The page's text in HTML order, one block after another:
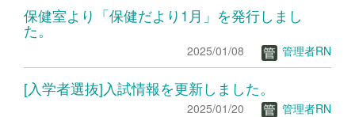
保健室より「保健だより1月」を発行しまし
た。
2025/01/08 管理者RN
[入学者選抜]入試情報を更新しました。
2025/01/20 管理者RN